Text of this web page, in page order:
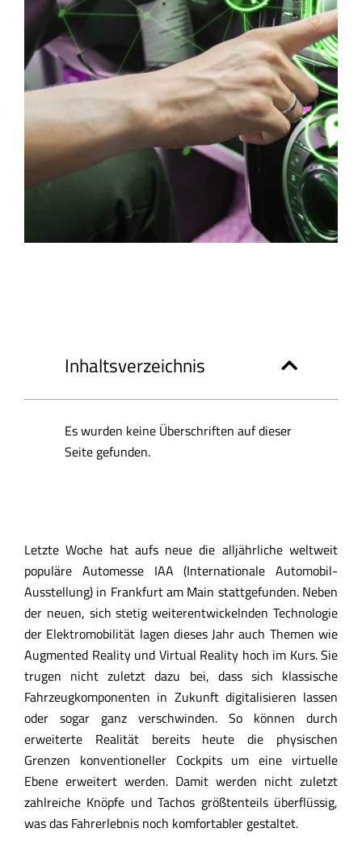
Inhaltsverzeichnis
Es wurden keine Überschriften auf dieser
Seite gefunden.
Letzte Woche hat aufs neue die alljährliche weltweit
populäre Automesse IAA (Internationale Automobil-
Ausstellung) in Frankfurt am Main stattgefunden. Neben
der neuen, sich stetig weiterentwickelnden Technologie
der Elektromobilität lagen dieses Jahr auch Themen wie
Augmented Reality und Virtual Reality hoch im Kurs. Sie
trugen nicht zuletzt dazu bei, dass sich klassische
Fahrzeugkomponenten in Zukunft digitalisieren lassen
oder sogar ganz verschwinden. So können durch
erweiterte Realität bereits heute die physischen
Grenzen konventioneller Cockpits um eine virtuelle
Ebene erweitert werden. Damit werden nicht zuletzt
zahlreiche Knöpfe und Tachos größtenteils überflüssig,
was das Fahrerlebnis noch komfortabler gestaltet.